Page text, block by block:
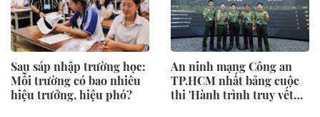
Sau sáp nhập trường học:
Mỗi trường có bao nhiêu
hiệu trưởng, hiệu phó?
An ninh mạng Công an
TP.HCM nhất bảng cuộc
thi 'Hành trình truy vết